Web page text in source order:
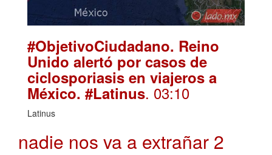
#ObjetivoCiudadano. Reino
Unido alertó por casos de
ciclosporiasis en viajeros a
México. #Latinus. 03:10
Latinus
nadie nos va a extrañar 2